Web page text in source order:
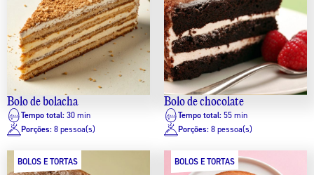
Bolo de bolacha
Tempo total: 30 min
Porções: 8 pessoa(s)
Bolo de chocolate
Tempo total: 55 min
Porções: 8 pessoa(s)
BOLOS E TORTAS BOLOS E TORTAS